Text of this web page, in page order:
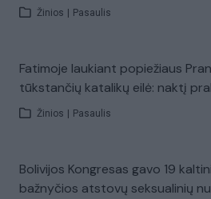
Žinios Pasaulis
Fatimoje laukiant popiežiaus
tūkstančių katalikų eilė: naktį
Žinios Pasaulis
Bolivijos Kongresas gavo 19
bažnyčios atstovų seksualinių